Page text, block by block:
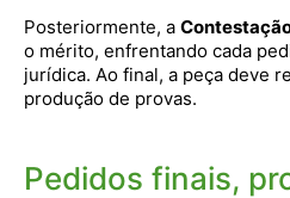
Posteriormente, a
o mérito, enfrentando cada
jurídica. Ao final, a peça deve
produção de provas.
Pedidos finais,